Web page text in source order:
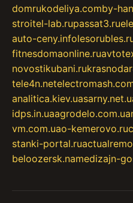
domrukodeliya.comby-
stroitel-lab.rupassat3.ru
auto-ceny.info
fitnesdomaonline.ru
novostikubani.ru
tele4n.net
analitica.kiev.ua
idps.in.uaagrodelo.com.ua
vm.com.uao-kemerovo.ru
stanki-portal.ru
beloozersk.namedizajn-